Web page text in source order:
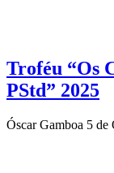
Troféu “Os
PStd” 2025
Óscar Gamboa 5 de